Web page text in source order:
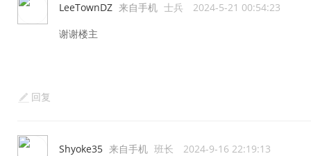
LeeTownDZ 来自手机 士兵 2024-5-21 00:54:23
谢谢楼主
回复
Shyoke35 来自手机 班长 2024-9-16 22:19:13